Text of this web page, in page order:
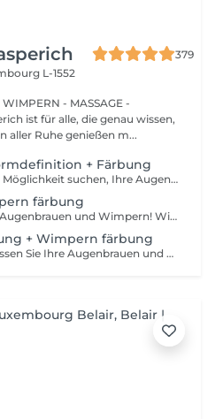
379
L-1552
- MASSAGE -
aller Ruhe genießen m...
+ Färbung
Wenn Sie nach einer neuen Möglichkeit suchen, Ihre Augenbrauen zu verbessern, brauchen Sie nicht weiter zu suchen als die Augenbrauenlifting-Behandlung! Während des Prozesses bedeckt die Spezialistin die Haare mit speziellen Zusammensetzungen für langanhaltendes Styling und Fixierung. Die Augenbrauenlaminierung geht mit einer Färbung einher. Das Ergebnis sind helle, ordentliche und gepflegte Augenbrauen, und die gewünschte Form bleibt lange Zeit unverändert. Wie wird das Augenbrauenlifting durchgeführt? - Beratung (um die perfekte Form und Farbe zu besprechen) - Vorbereitung (Augenbrauen werden gewaschen und markiert) - Augenbrauenstyling wird aufgetragen - Augenbrauenfixierung wird aufgetragen - zupfen (Überschüssige Haare werden mit einer Pinzette entfernt) - färben (Farbe oder Henna wird aufgetragen) - Produkte werden von den Augenbrauen entfernt - Antiseptikum und Creme werden aufgetragen - Augenbrauen werden in die gewünschte Position gebürstet Altersbeschränkungen: empfohlenes Mindestalter ab 16 Jahren. Empfehlungen nach dem Eingriff: die Augenbrauen 24 Stunden lang nicht waschen, keine Sauna besuchen und kein Make-up auftragen. Frequenz: einmal in 6-8 Wochen.
färbung
Erhalten Sie Ihre perfekten Augenbrauen und Wimpern! Wie wird die Form Definierung + Wimpern färben durchgeführt? - Beratung (um die perfekte Form und Farbe zu besprechen) - Vorbereitung (Augenbrauen werden gewaschen und markiert) - wachsen (Überschüssige Haare werden mit Wachs entfernt) - zupfen (Überschüssige Haare werden mit einer Pinzette entfernt) - Antiseptikum und Creme werden aufgetragen - Wimpern werden gewaschen - Augencreme wird aufgetragen - Klebeband und die Patches werden aufgetragen - färben - Klebeband und die Patches werden entfernt Altersbeschränkungen: empfohlenes Mindestalter ab 12 Jahren. Empfehlungen nach dem Eingriff: in den ersten 4 Stunden nach dem Eingriff keine Makeup-Produkte auf die Haut in der Nähe der Augenbrauen auftragen. Die Wimpern 24 Stunden nach dem Eingriff nicht nass machen. Frequenz: einmal in 3-4 Wochen.
+ Wimpern färbung
Sparen Sie morgens Zeit, lassen Sie Ihre Augenbrauen und Wimpern machen! Wie wird die Formgebung, das Färben Augenbrauen und Wimpern durchgeführt? - Beratung (um die perfekte Form und Farbe zu besprechen) - Vorbereitung (Augenbrauen werden gewaschen und markiert) - wachsen (Überschüssige Haare werden mit Wachs entfernt) - zupfen (Überschüssige Haare werden mit einer Pinzette entfernt) - färben (Farbe oder Henna wird aufgetragen) - Überschüssige Farbe wird entfernt - Antiseptikum und Creme werden aufgetragen - Wimpern werden gewaschen - Augencreme wird aufgetragen - Klebeband und die Patches werden aufgetragen - färben - Klebeband und die Patches werden entfernt Altersbeschränkungen: empfohlenes Mindestalter ab 14 Jahren. Empfehlungen nach dem Eingriff: die Augenbrauen und Wimpern vor 24 Stunden nicht nass machen und kein Make-up auftragen. Frequenz: einmal in 3-4 Wochen.